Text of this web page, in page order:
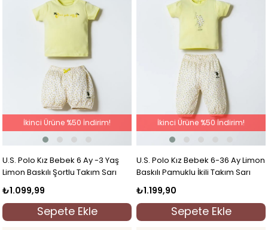
U.S. Polo Kız Bebek 6 Ay -3 Yaş
Limon Baskılı Şortlu Takım Sarı
₺1.099,99
Sepete Ekle
İkinci Ürüne %50 İndirim!
U.S. Polo Kız Bebek 6-36 Ay Limon
Baskılı Pamuklu İkili Takım Sarı
₺1.199,90
Sepete Ekle
İkinci Ürüne %50 İndirim!